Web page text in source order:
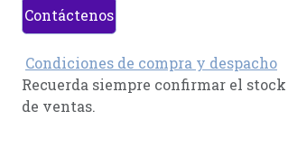
Contáctenos
Condiciones de compra y despacho
Recuerda siempre confirmar el
de ventas.